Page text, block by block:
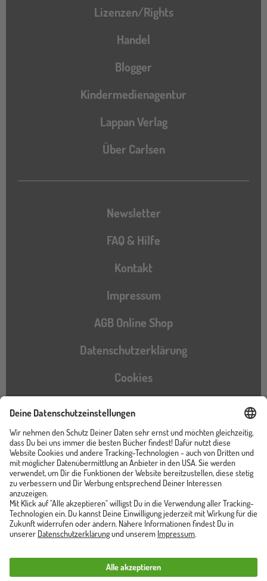
Lizenzen/Rights
Handel
Blogger
Kindermedienagentur
Lappan Verlag
Über Carlsen
Newsletter
FAQ & Hilfe
Kontakt
Impressum
AGB Online Shop
Datenschutzerklärung
Cookies
Barrierefreiheitserklärung
Instagram
TikTokPinterestYouTubeFacebook
Unser Shop ist von
Trusted Shops zertifiziert